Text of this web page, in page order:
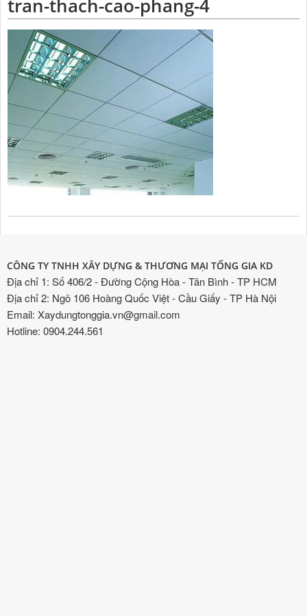
tran-thach-cao-phang-4
CÔNG TY TNHH XÂY DỰNG & THƯƠNG MẠI TỐNG GIA KD
Địa chỉ 1: Số 406/2 - Đường Cộng Hòa - Tân Bình - TP HCM
Địa chỉ 2: Ngõ 106 Hoàng Quốc Việt - Cầu Giấy - TP Hà Nội
Email: Xaydungtonggia.vn@gmail.com
Hotline: 0904.244.561